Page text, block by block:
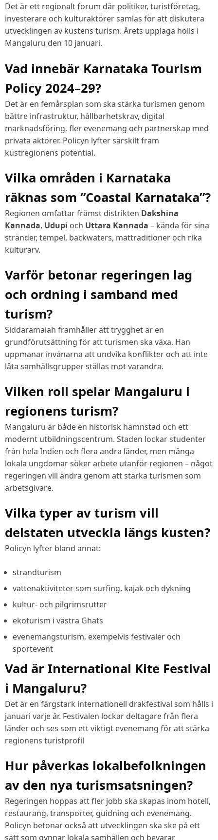
Det är ett regionalt forum där politiker, turistföretag,
investerare och kulturaktörer samlas för att diskutera
utvecklingen av kustens turism. Årets upplaga hölls i
Mangaluru den 10 januari.
Vad innebär Karnataka Tourism
Policy 2024–29?
Det är en femårsplan som ska stärka turismen genom
bättre infrastruktur, hållbarhetskrav, digital
marknadsföring, fler evenemang och partnerskap med
privata aktörer. Policyn lyfter särskilt fram
kustregionens potential.
Vilka områden i Karnataka
räknas som “Coastal Karnataka”?
Regionen omfattar främst distrikten Dakshina
Kannada, Udupi och Uttara Kannada – kända för sina
stränder, tempel, backwaters, mattraditioner och rika
kulturarv.
Varför betonar regeringen lag
och ordning i samband med
turism?
Siddaramaiah framhåller att trygghet är en
grundförutsättning för att turismen ska växa. Han
uppmanar invånarna att undvika konflikter och att inte
låta samhällsgrupper ställas mot varandra.
Vilken roll spelar Mangaluru i
regionens turism?
Mangaluru är både en historisk hamnstad och ett
modernt utbildningscentrum. Staden lockar studenter
från hela Indien och flera andra länder, men många
lokala ungdomar söker arbete utanför regionen – något
regeringen vill ändra genom att stärka turismen som
arbetsgivare.
Vilka typer av turism vill
delstaten utveckla längs kusten?
Policyn lyfter bland annat:
strandturism
vattenaktiviteter som surfing, kajak och dykning
kultur- och pilgrimsrutter
ekoturism i västra Ghats
evenemangsturism, exempelvis festivaler och
sportevent
Vad är International Kite Festival
i Mangaluru?
Det är en färgstark internationell drakfestival som hålls i
januari varje år. Festivalen lockar deltagare från flera
länder och ses som ett viktigt evenemang för att stärka
regionens turistprofil
Hur påverkas lokalbefolkningen
av den nya turismsatsningen?
Regeringen hoppas att fler jobb ska skapas inom hotell,
restaurang, transporter, guidning och evenemang.
Policyn betonar också att utvecklingen ska ske på ett
sätt som gynnar lokala samhällen och bevarar